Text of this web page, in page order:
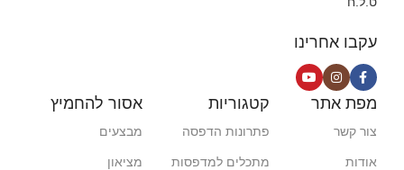
עקבו אחרינו
מפת אתר
צור קשר
אודות
קטגוריות
פתרונות הדפסה
מתכלים למדפסות
אסור להחמיץ
מבצעים
מציאון